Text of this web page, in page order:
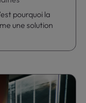
pourquoi la
une solution